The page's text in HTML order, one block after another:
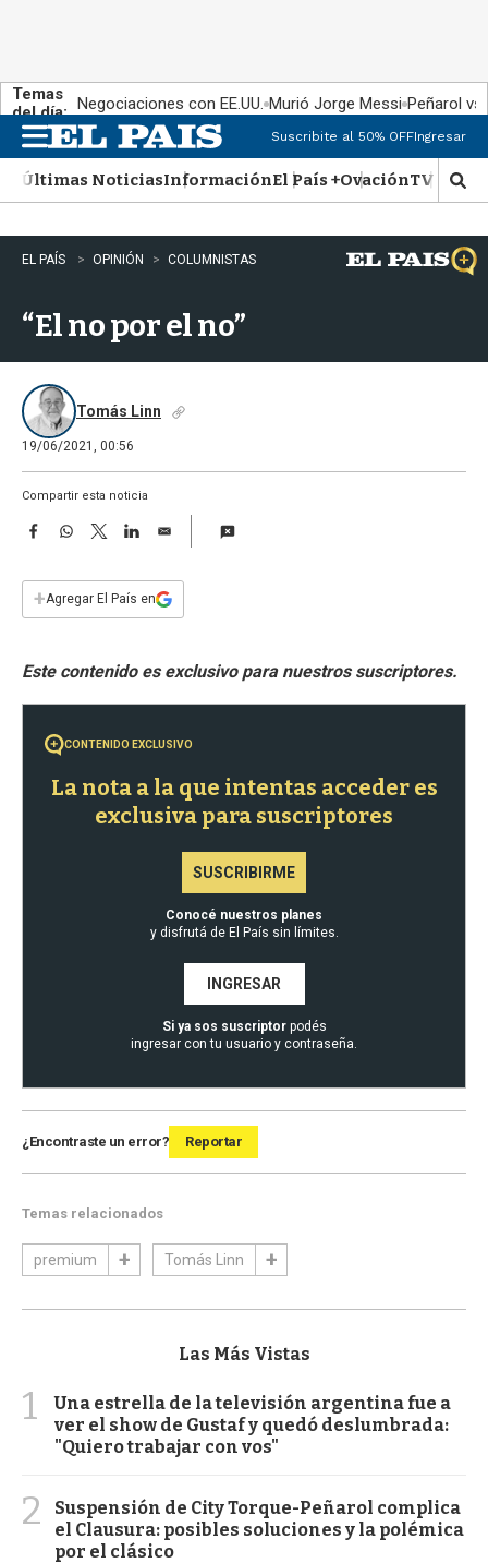
Temas
del día: Negociaciones con EE.UU. Murió Jorge Messi Peñarol
n
u
Suscribite al 50% OFFIngresar
Últimas NoticiasInformaciónEl País +OvaciónTV Show
M
o
s
t
r
�
d
EL PAÍS OPINIÓN COLUMNISTAS
“El no por el no”
Tomás Linn
19/06/2021, 00:56
Compartir esta noticia
F
e
b
k
W
s
p
T
w
t
L
n
E
i
l
+Agregar El País en
CONTENIDO EXCLUSIVO
La nota a la que intentas acceder es
exclusiva para suscriptores
SUSCRIBIRME
Conocé nuestros planes
y disfrutá de El País sin límites.
INGRESAR
Si ya sos suscriptorpodés
ingresar con tu usuario y contraseña.
¿Encontraste un error? Reportar
Temas relacionados
premium Tomás Linn
Las Más Vistas
1
Una estrella de la televisión argentina fue a
ver el show de Gustaf y quedó deslumbrada:
"Quiero trabajar con vos"
2
Suspensión de City Torque-Peñarol complica
el Clausura: posibles soluciones y la polémica
por el clásico